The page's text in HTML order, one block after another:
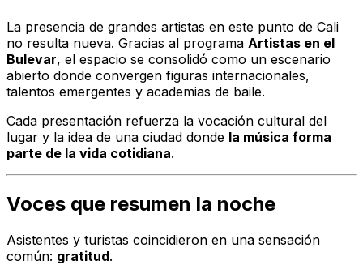
La presencia de grandes artistas en este punto de Cali
no resulta nueva. Gracias al programa Artistas en el
Bulevar, el espacio se consolidó como un escenario
abierto donde convergen figuras internacionales,
talentos emergentes y academias de baile.
Cada presentación refuerza la vocación cultural del
lugar y la idea de una ciudad donde la música forma
parte de la vida cotidiana.
Voces que resumen la noche
Asistentes y turistas coincidieron en una sensación
común: gratitud.